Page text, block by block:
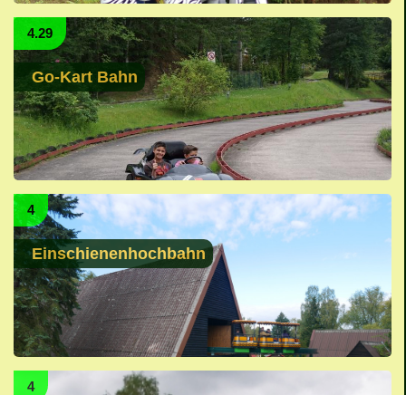
4.29
Go-Kart Bahn
4
Einschienenhochbahn
4